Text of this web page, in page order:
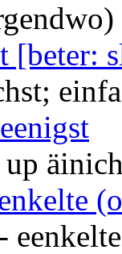
[beter: